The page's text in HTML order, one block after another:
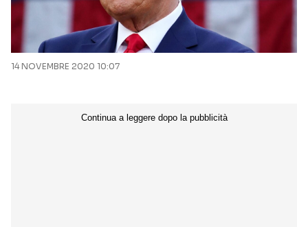
14 NOVEMBRE 2020 10:07